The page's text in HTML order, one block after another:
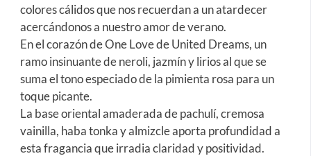
colores cálidos que nos recuerdan a un atardecer
acercándonos a nuestro amor de verano.
En el corazón de One Love de United Dreams, un
ramo insinuante de neroli, jazmín y lirios al que se
suma el tono especiado de la pimienta rosa para un
toque picante.
La base oriental amaderada de pachulí, cremosa
vainilla, haba tonka y almizcle aporta profundidad a
esta fragancia que irradia claridad y positividad.